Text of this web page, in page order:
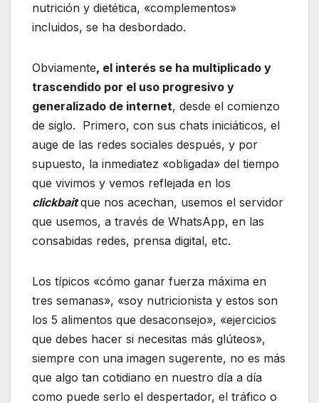
nutrición y dietética, «complementos»
incluidos, se ha desbordado.
Obviamente, el interés se ha multiplicado y
trascendido por el uso progresivo y
generalizado de internet, desde el comienzo
de siglo. Primero, con sus chats iniciáticos, el
auge de las redes sociales después, y por
supuesto, la inmediatez «obligada» del tiempo
que vivimos y vemos reflejada en los
clickbait que nos acechan, usemos el servidor
que usemos, a través de WhatsApp, en las
consabidas redes, prensa digital, etc.
Los típicos «cómo ganar fuerza máxima en
tres semanas», «soy nutricionista y estos son
los 5 alimentos que desaconsejo», «ejercicios
que debes hacer si necesitas más glúteos»,
siempre con una imagen sugerente, no es más
que algo tan cotidiano en nuestro día a día
como puede serlo el despertador, el tráfico o